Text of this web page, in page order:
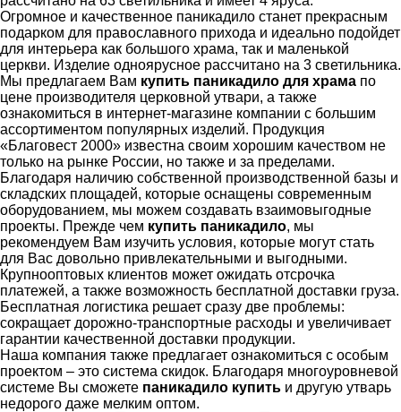
Огромное и качественное паникадило станет прекрасным
подарком для православного прихода и идеально подойдет
для интерьера как большого храма, так и маленькой
церкви. Изделие одноярусное рассчитано на 3 светильника.
Мы предлагаем Вам купить паникадило для храма по
цене производителя церковной утвари, а также
ознакомиться в интернет-магазине компании с большим
ассортиментом популярных изделий. Продукция
«Благовест 2000» известна своим хорошим качеством не
только на рынке России, но также и за пределами.
Благодаря наличию собственной производственной базы и
складских площадей, которые оснащены современным
оборудованием, мы можем создавать взаимовыгодные
проекты. Прежде чем купить паникадило, мы
рекомендуем Вам изучить условия, которые могут стать
для Вас довольно привлекательными и выгодными.
Крупнооптовых клиентов может ожидать отсрочка
платежей, а также возможность бесплатной доставки груза.
Бесплатная логистика решает сразу две проблемы:
сокращает дорожно-транспортные расходы и увеличивает
гарантии качественной доставки продукции.
Наша компания также предлагает ознакомиться с особым
проектом – это система скидок. Благодаря многоуровневой
системе Вы сможете паникадило купить и другую утварь
недорого даже мелким оптом.